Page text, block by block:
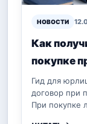
НОВОСТИ
Как
покупке
Гид для
договор при
При покупке